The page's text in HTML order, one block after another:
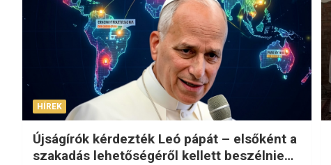
HÍREK
Újságírók kérdezték Leó pápát – elsőként a
szakadás lehetőségéről kellett beszélnie…